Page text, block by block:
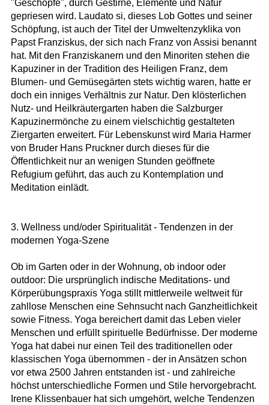
"Geschöpfe", durch Gestirne, Elemente und Natur
gepriesen wird. Laudato si, dieses Lob Gottes und seiner
Schöpfung, ist auch der Titel der Umweltenzyklika von
Papst Franziskus, der sich nach Franz von Assisi benannt
hat. Mit den Franziskanern und den Minoriten stehen die
Kapuziner in der Tradition des Heiligen Franz, dem
Blumen- und Gemüsegärten stets wichtig waren, hatte er
doch ein inniges Verhältnis zur Natur. Den klösterlichen
Nutz- und Heilkräutergarten haben die Salzburger
Kapuzinermönche zu einem vielschichtig gestalteten
Ziergarten erweitert. Für Lebenskunst wird Maria Harmer
von Bruder Hans Pruckner durch dieses für die
Öffentlichkeit nur an wenigen Stunden geöffnete
Refugium geführt, das auch zu Kontemplation und
Meditation einlädt.
3. Wellness und/oder Spiritualität - Tendenzen in der
modernen Yoga-Szene
Ob im Garten oder in der Wohnung, ob indoor oder
outdoor: Die ursprünglich indische Meditations- und
Körperübungspraxis Yoga stillt mittlerweile weltweit für
zahllose Menschen eine Sehnsucht nach Ganzheitlichkeit
sowie Fitness. Yoga bereichert damit das Leben vieler
Menschen und erfüllt spirituelle Bedürfnisse. Der moderne
Yoga hat dabei nur einen Teil des traditionellen oder
klassischen Yoga übernommen - der in Ansätzen schon
vor etwa 2500 Jahren entstanden ist - und zahlreiche
höchst unterschiedliche Formen und Stile hervorgebracht.
Irene Klissenbauer hat sich umgehört, welche Tendenzen